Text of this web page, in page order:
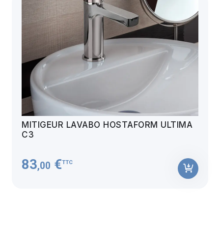
MITIGEUR LAVABO HOSTAFORM ULTIMA
C3
83,00 €TTC